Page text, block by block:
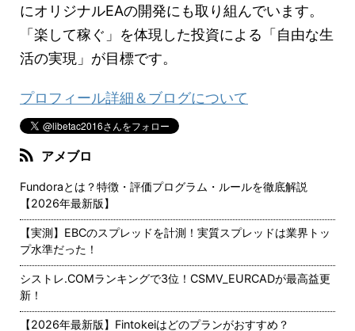
にオリジナルEAの開発にも取り組んでいます。
「楽して稼ぐ」を体現した投資による「自由な生
活の実現」が目標です。
プロフィール詳細＆ブログについて
アメブロ
Fundoraとは？特徴・評価プログラム・ルールを徹底解説
【2026年最新版】
【実測】EBCのスプレッドを計測！実質スプレッドは業界トッ
プ水準だった！
シストレ.COMランキングで3位！CSMV_EURCADが最高益更
新！
【2026年最新版】Fintokeiはどのプランがおすすめ？